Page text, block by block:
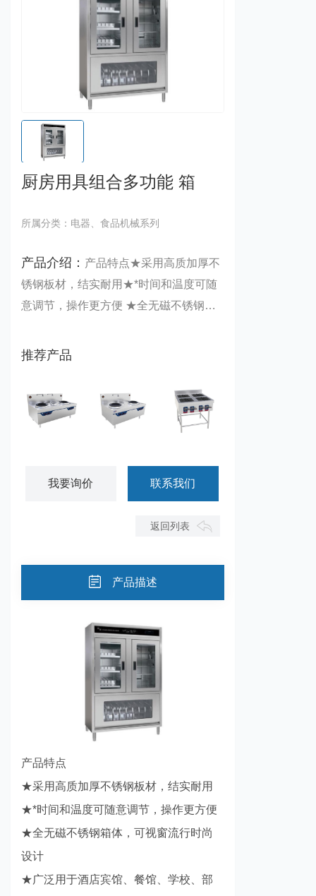
厨房用具组合多功能 箱
所属分类：电器、食品机械系列
产品介绍： 产品特点★采用高质加厚不
锈钢板材，结实耐用★*时间和温度可随
意调节，操作更方便 ★全无磁不锈钢箱
宾馆、餐馆、学校、部队、食堂等场所
推荐产品
我要询价 联系我们
返回列表
产品描述
产品特点
★采用高质加厚不锈钢板材，结实耐用
★*时间和温度可随意调节，操作更方便
★全无磁不锈钢箱体，可视窗流行时尚
设计
★广泛用于酒店宾馆、餐馆、学校、部